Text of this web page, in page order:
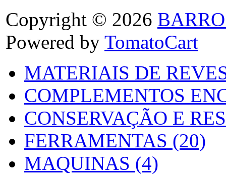
Copyright © 2026
Powered by TomatoCart
MATERIAIS DE
COMPLEMENTOS
CONSERVAÇÃO E
FERRAMENTAS (20)
MAQUINAS (4)